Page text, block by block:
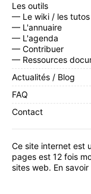
Les outils
— Le wiki / les tutos
— L'annuaire
— L'agenda
— Contribuer
— Ressources
Actualités / Blog
FAQ
Contact
Ce site internet est
pages est 12 fois
sites web. En